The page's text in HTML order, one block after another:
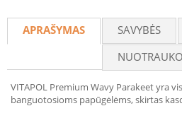
APRAŠYMAS SAVYBĖS
VITAPOL Premium Wavy Parakeet yra
banguotosioms papūgėlėms, skirtas